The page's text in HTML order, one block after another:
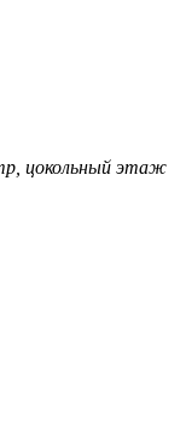
цокольный этаж